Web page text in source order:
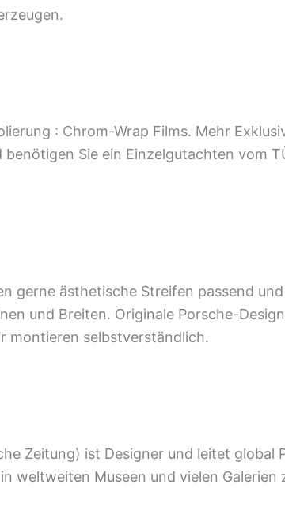
: Chrom-Wrap Films. Mehr
Sie ein Einzelgutachten vom
gerne ästhetische Streifen passend
und Breiten. Originale Porsche-
montieren selbstverständlich.
Zeitung) ist Designer und leitet
weltweiten Museen und vielen